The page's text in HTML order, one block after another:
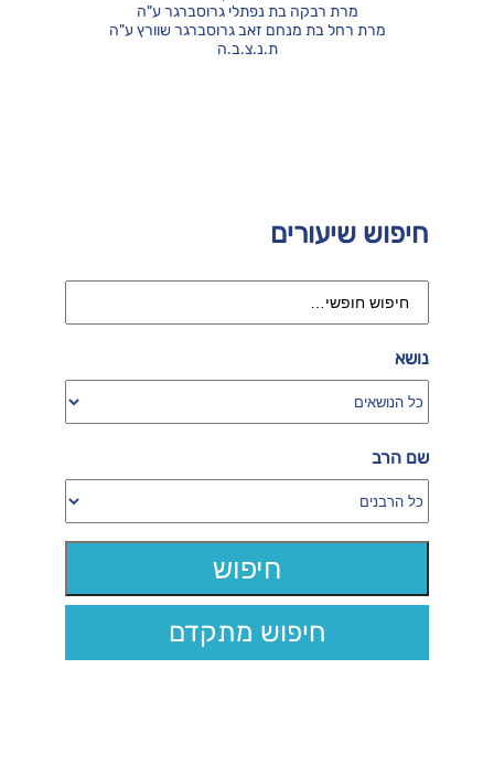
חיפוש שיעורים
נושא
שם הרב
חיפוש מתקדם
מרת רבקה בת נפתלי גרוסברגר ע"ה
מרת רחל בת מנחם זאב גרוסברגר שוורץ ע"ה
ת.נ.צ.ב.ה